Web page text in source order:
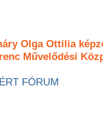
Olga Ottilia
Művelődési
FÓRUM